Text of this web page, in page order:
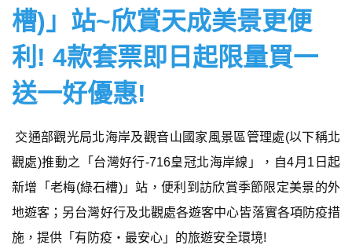
槽)」站~欣賞天成美景更便
利! 4款套票即日起限量買一
送一好優惠!
交通部觀光局北海岸及觀音山國家風景區管理處(以下稱北
觀處)推動之「台灣好行-716皇冠北海岸線」，自4月1日起
新增「老梅(綠石槽)」站，便利到訪欣賞季節限定美景的外
地遊客；另台灣好行及北觀處各遊客中心皆落實各項防疫措
施，提供「有防疫‧最安心」的旅遊安全環境!